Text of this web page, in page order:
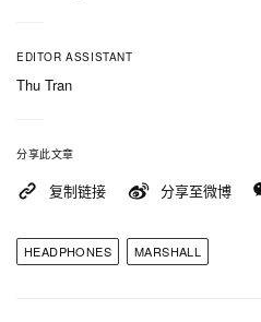
EDITOR ASSISTANT
Thu Tran
分享此文章
复制链接 分享至微博
HEADPHONES MARSHALL